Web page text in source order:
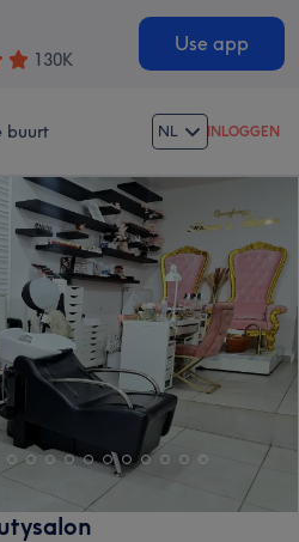
130K
Use app
buurt NL INLOGGEN